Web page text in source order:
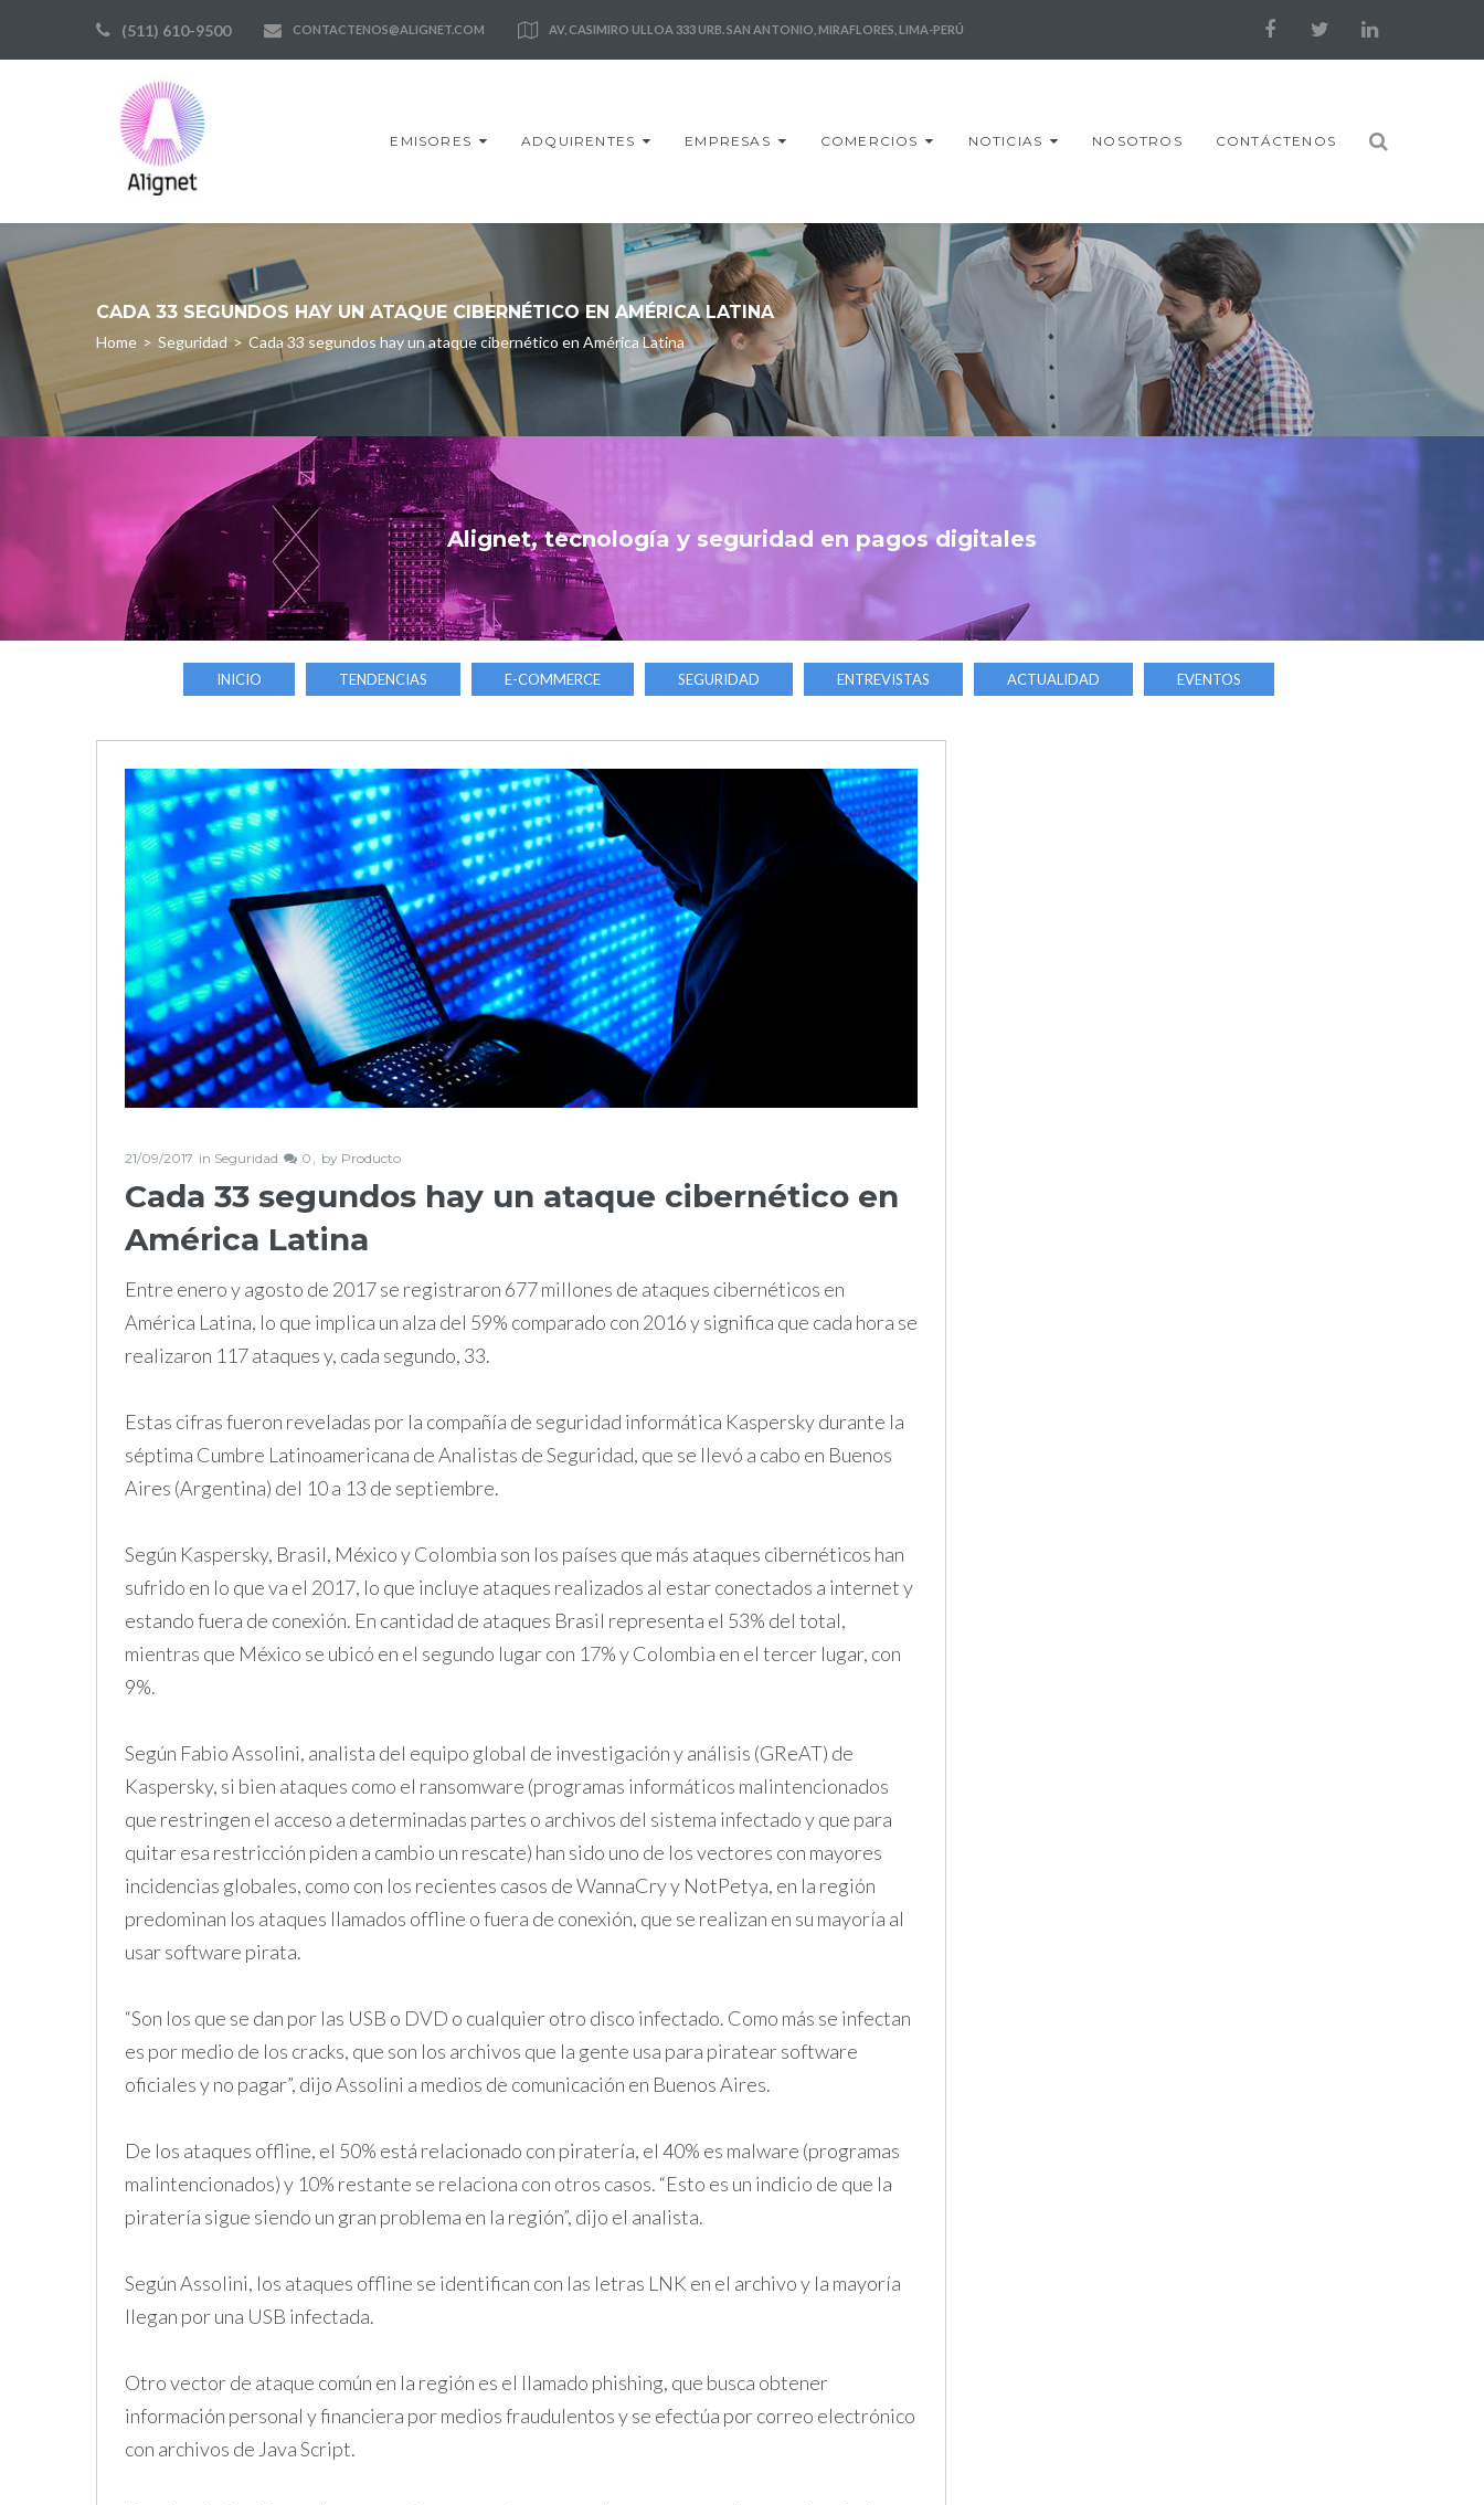
(511) 610-9500 CONTACTENOS@ALIGNET.COM AV, CASIMIRO ULLOA 333 URB. SAN ANTONIO, MIRAFLORES, LIMA-PERÚ
FacebookTwitterLinkedIn
EMISORES ADQUIRENTES EMPRESAS COMERCIOS NOTICIAS NOSOTROS CONTÁCTENOS
CADA 33 SEGUNDOS HAY UN ATAQUE CIBERNÉTICO EN AMÉRICA LATINA
Home > Seguridad > Cada 33 segundos hay un ataque cibernético en América Latina
Alignet, tecnología y seguridad en pagos digitales
INICIO TENDENCIAS E-COMMERCE SEGURIDAD ENTREVISTAS ACTUALIDAD EVENTOS
21/09/2017 in Seguridad 0 by Producto
Cada 33 segundos hay un ataque cibernético en
América Latina
Entre enero y agosto de 2017 se registraron 677 millones de ataques cibernéticos en
América Latina, lo que implica un alza del 59% comparado con 2016 y significa que cada hora se
realizaron 117 ataques y, cada segundo, 33.
Estas cifras fueron reveladas por la compañía de seguridad informática Kaspersky durante la
séptima Cumbre Latinoamericana de Analistas de Seguridad, que se llevó a cabo en Buenos
Aires (Argentina) del 10 a 13 de septiembre.
Según Kaspersky, Brasil, México y Colombia son los países que más ataques cibernéticos han
sufrido en lo que va el 2017, lo que incluye ataques realizados al estar conectados a internet y
estando fuera de conexión. En cantidad de ataques Brasil representa el 53% del total,
mientras que México se ubicó en el segundo lugar con 17% y Colombia en el tercer lugar, con
9%.
Según Fabio Assolini, analista del equipo global de investigación y análisis (GReAT) de
Kaspersky, si bien ataques como el ransomware (programas informáticos malintencionados
que restringen el acceso a determinadas partes o archivos del sistema infectado y que para
quitar esa restricción piden a cambio un rescate) han sido uno de los vectores con mayores
incidencias globales, como con los recientes casos de WannaCry y NotPetya, en la región
predominan los ataques llamados offline o fuera de conexión, que se realizan en su mayoría al
usar software pirata.
“Son los que se dan por las USB o DVD o cualquier otro disco infectado. Como más se infectan
es por medio de los cracks, que son los archivos que la gente usa para piratear software
oficiales y no pagar”, dijo Assolini a medios de comunicación en Buenos Aires.
De los ataques offline, el 50% está relacionado con piratería, el 40% es malware (programas
malintencionados) y 10% restante se relaciona con otros casos. “Esto es un indicio de que la
piratería sigue siendo un gran problema en la región”, dijo el analista.
Según Assolini, los ataques offline se identifican con las letras LNK en el archivo y la mayoría
llegan por una USB infectada.
Otro vector de ataque común en la región es el llamado phishing, que busca obtener
información personal y financiera por medios fraudulentos y se efectúa por correo electrónico
con archivos de Java Script.